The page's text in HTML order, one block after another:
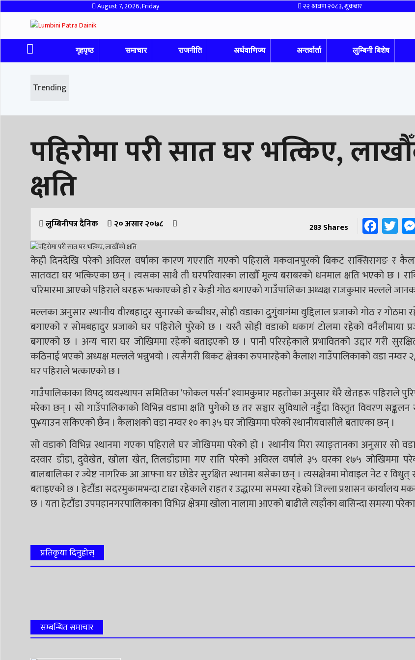
August 7, 2026, Friday २२ श्रावण २०८३, शुक्रबार
गृहपृष्ठ समाचार राजनीति अर्थवाणिज्य अन्तर्वार्ता लुम्बिनी बिशेष
Trending
पहिरोमा परी सात घर भत्किए,
क्षति
लुम्बिनीपत्र दैनिक २० असार २०७८ 283Shares
केही दिनदेखि परेको अविरल वर्षाका कारण गएराति गएको पहिराले मकवानपुरको बिकट राक्सिरागङ र
सातवटा घर भत्किएका छन् । त्यसका साथै ती घरपरिवारका लाखौँ मूल्य बराबरको धनमाल क्षति भएको छ ।
चरिमारमा आएको पहिराले घरहरू भत्काएको हो र केही गोठ बगाएको गाउँपालिका अध्यक्ष राजकुमार मल्लले
मल्लका अनुसार स्थानीय वीरबहादुर सुनारको कच्चीघर, सोही वडाका दुुगुंवागंमा वुद्दिलाल प्रजाको गोठ र गोठमा
बगाएको र सोमबहादुर प्रजाको घर पहिरोले पुरेको छ । यस्तै सोही वडाको धकागं टोलमा रहेको वनैलीमाया
बगाएको छ । अन्य चारा घर जोखिममा रहेको बताइएको छ । पानी परिरहेकाले प्रभावितको उद्दार गरी
कठिनाई भएको अध्यक्ष मल्लले भन्नुभयो । त्यसैगरी बिकट क्षेत्रका रुपमारहेको कैलाश गाउँपालिकाको वडा नम्वर
घर पहिराले भत्काएको छ ।
गाउँपालिकाका विपद् व्यवस्थापन समितिका ‘फोकल पर्सन’ श्यामकुुमार महतोका अनुसार धेरै खेतहरू पहिराले
मरेका छन् । सो गाउँपालिकाको विभिन्न वडामा क्षति पुुगेको छ तर सञ्चार सुविधाले नहुँदा विस्तृत विवरण
पु¥याउन सकिएको छैन । कैलाशको वडा नम्वर १० का ३५ घर जोखिममा परेको स्थानीयवासीले बताएका छन् ।
सो वडाको विभिन्न स्थानमा गएका पहिराले घर जोखिममा परेको हो । स्थानीय मिरा स्याङ्तानका अनुसार सो
दरवार डाँडा, दुवेखेत, खोला खेत, तिलडाँडामा गए राति परेको अविरल वर्षाले ३५ घरका १७५ जोखिममा
बालबालिका र ज्येष्ट नागरिक आ आफ्ना घर छोडेर सुरक्षित स्थानमा बसेका छन् । त्यसक्षेत्रमा मोवाइल नेट र
बताइएको छ । हेटौंडा सदरमुकामभन्दा टाढा रहेकाले राहत र उद्धारमा समस्या रहेको जिल्ला प्रशासन कार्यालय
छ । यता हेटौंडा उपमहानगरपालिकाका विभिन्न क्षेत्रमा खोला नालामा आएको बाढीले त्यहाँका बासिन्दा समस्या
प्रतिकृया दिनुहोस्
सम्बन्धित समाचार